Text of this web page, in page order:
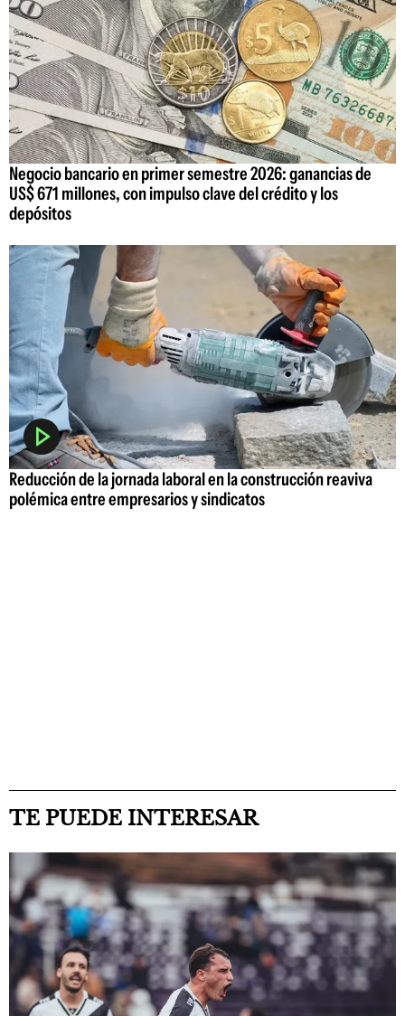
Negocio bancario en primer semestre 2026: ganancias de
US$ 671 millones, con impulso clave del crédito y los
depósitos
Reducción de la jornada laboral en la construcción reaviva
polémica entre empresarios y sindicatos
TE PUEDE INTERESAR